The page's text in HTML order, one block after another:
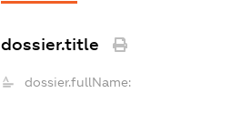
dossier.title
dossier.fullName: